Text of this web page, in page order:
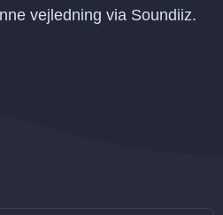
vejledning via Soundiiz.